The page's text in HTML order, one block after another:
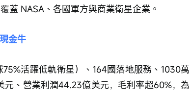
蓋 NASA、各國軍方與商業衛星企業。
金牛
活躍低軌衛星）、164國落地服務、1030萬
元、營業利潤44.23億美元，毛利率超60%，為